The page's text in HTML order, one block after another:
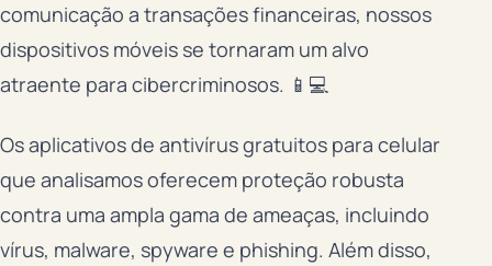
comunicação a transações financeiras, nossos
dispositivos móveis se tornaram um alvo
atraente para cibercriminosos. 📱💻
Os aplicativos de antivírus gratuitos para celular
que analisamos oferecem proteção robusta
contra uma ampla gama de ameaças, incluindo
vírus, malware, spyware e phishing. Além disso,